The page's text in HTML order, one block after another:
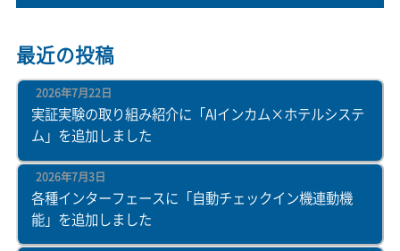
最近の投稿
実証実験の取り組み紹介に「AIインカム×ホテルシステ
ム」を追加しました
2026年7月22日
各種インターフェースに「自動チェックイン機連動機
能」を追加しました
2026年7月3日